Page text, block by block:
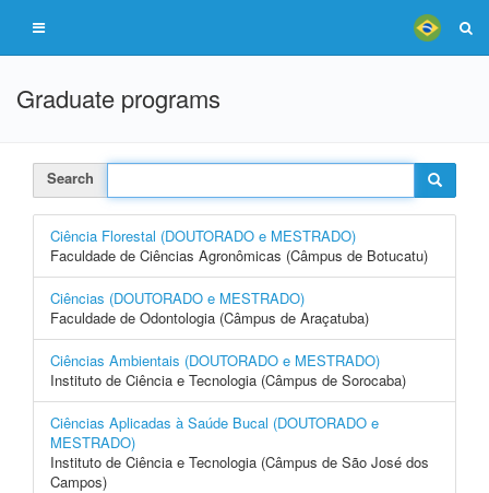
Graduate programs
Search
Ciência Florestal (DOUTORADO e MESTRADO)
Faculdade de Ciências Agronômicas (Câmpus de Botucatu)
Ciências (DOUTORADO e MESTRADO)
Faculdade de Odontologia (Câmpus de Araçatuba)
Ciências Ambientais (DOUTORADO e MESTRADO)
Instituto de Ciência e Tecnologia (Câmpus de Sorocaba)
Ciências Aplicadas à Saúde Bucal (DOUTORADO e
MESTRADO)
Instituto de Ciência e Tecnologia (Câmpus de São José dos
Campos)